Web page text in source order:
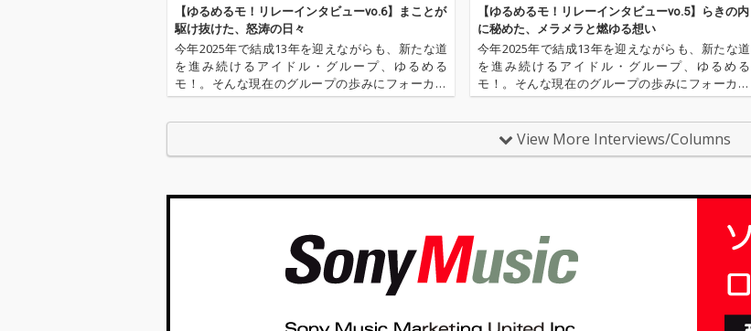
【ゆるめるモ！リレーインタビューvo.6】まことが
駆け抜けた、怒涛の日々
今年2025年で結成13年を迎えながらも、新たな道
を進み続けるアイドル・グループ、ゆるめる
モ！。そんな現在のグループの歩みにフォーカス
を当てるメンバー個別インタビューシリーズの第6
【ゆるめるモ！リレーインタビューvo.5】らきの内
に秘めた、メラメラと燃ゆる想い
今年2025年で結成13年を迎えながらも、新たな道
を進み続けるアイドル・グループ、ゆるめる
モ！。そんな現在のグループの歩みにフォーカス
を当てるメンバー個別インタビューシリーズの第5
とと共に新メンバーとして加…
View More Interviews/Columns